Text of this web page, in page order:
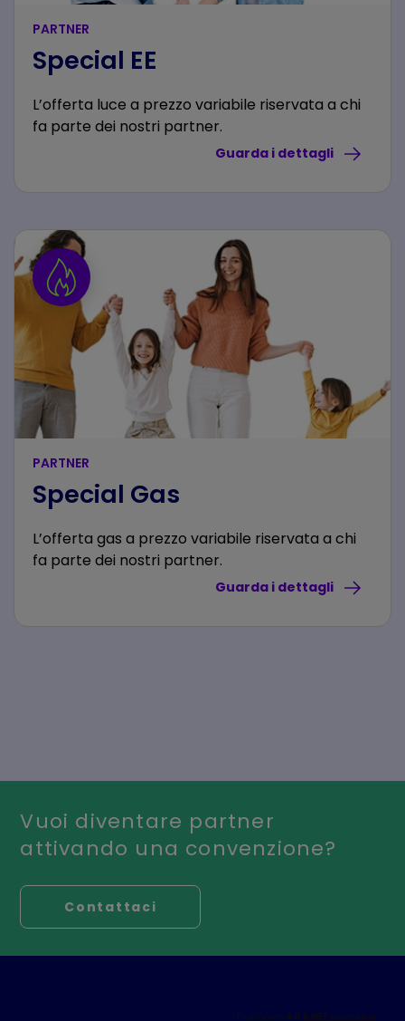
PARTNER
Special EE
L’offerta luce a prezzo variabile riservata a chi
fa parte dei nostri partner.
Guarda i dettagli
PARTNER
Special Gas
L’offerta gas a prezzo variabile riservata a chi
fa parte dei nostri partner.
Guarda i dettagli
Vuoi diventare partner
attivando una convenzione?
Contattaci